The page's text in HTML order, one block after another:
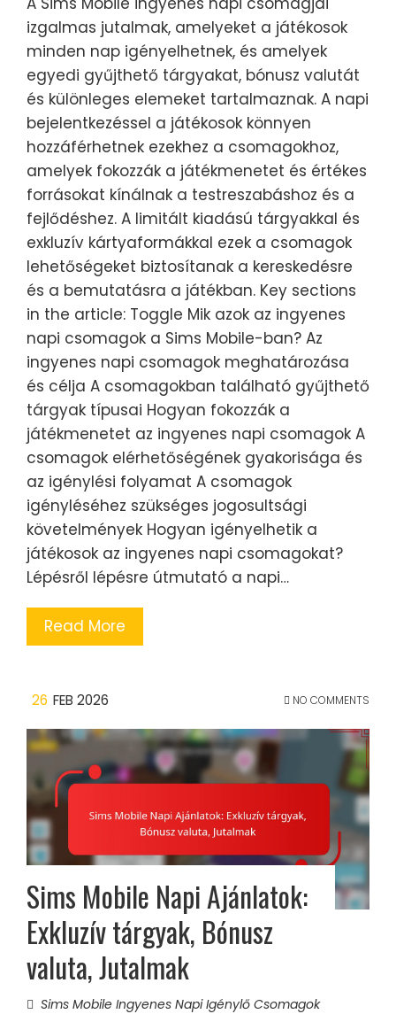
izgalmas jutalmak, amelyeket a játékosok
minden nap igényelhetnek, és amelyek
egyedi gyűjthető tárgyakat, bónusz valutát
és különleges elemeket tartalmaznak. A napi
bejelentkezéssel a játékosok könnyen
hozzáférhetnek ezekhez a csomagokhoz,
amelyek fokozzák a játékmenetet és értékes
forrásokat kínálnak a testreszabáshoz és a
fejlődéshez. A limitált kiadású tárgyakkal és
exkluzív kártyaformákkal ezek a csomagok
lehetőségeket biztosítanak a kereskedésre
és a bemutatásra a játékban. Key sections
in the article: Toggle Mik azok az ingyenes
napi csomagok a Sims Mobile-ban? Az
ingyenes napi csomagok meghatározása
és célja A csomagokban található gyűjthető
tárgyak típusai Hogyan fokozzák a
játékmenetet az ingyenes napi csomagok A
csomagok elérhetőségének gyakorisága és
az igénylési folyamat A csomagok
igényléséhez szükséges jogosultsági
követelmények Hogyan igényelhetik a
játékosok az ingyenes napi csomagokat?
Lépésről lépésre útmutató a napi…
Read More
26 FEB 2026 NO COMMENTS
Sims Mobile Napi Ajánlatok:
Exkluzív tárgyak, Bónusz
valuta, Jutalmak
Sims Mobile Ingyenes Napi Igénylő Csomagok